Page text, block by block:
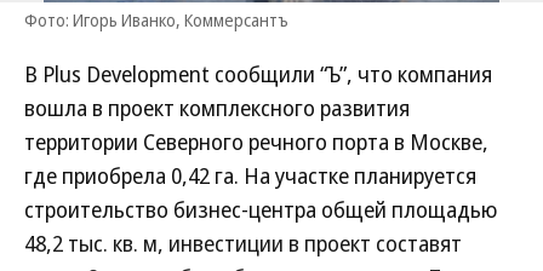
Фото: Игорь Иванко, Коммерсантъ
В Plus Development сообщили “Ъ”, что компания
вошла в проект комплексного развития
территории Северного речного порта в Москве,
где приобрела 0,42 га. На участке планируется
строительство бизнес-центра общей площадью
48,2 тыс. кв. м, инвестиции в проект составят